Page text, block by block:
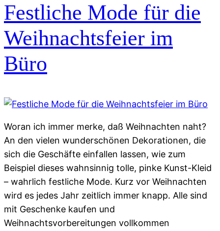
Festliche Mode für die
Weihnachtsfeier im
Büro
Woran ich immer merke, daß Weihnachten naht?
An den vielen wunderschönen Dekorationen, die
sich die Geschäfte einfallen lassen, wie zum
Beispiel dieses wahnsinnig tolle, pinke Kunst-Kleid
– wahrlich festliche Mode. Kurz vor Weihnachten
wird es jedes Jahr zeitlich immer knapp. Alle sind
mit Geschenke kaufen und
Weihnachtsvorbereitungen vollkommen